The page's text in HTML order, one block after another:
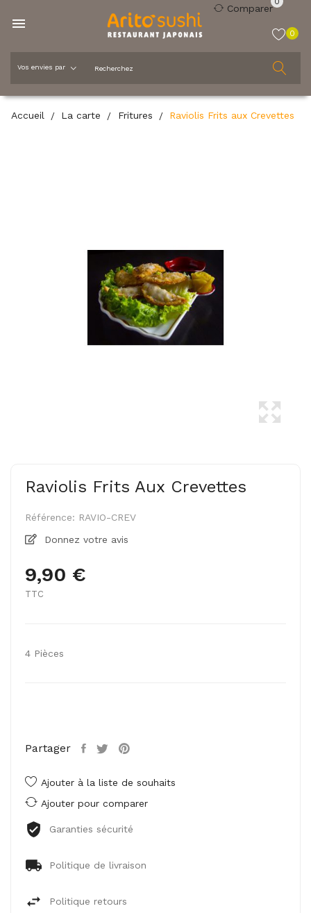

Comparer
0
Accueil La carte Fritures Raviolis Frits aux Crevettes
Raviolis Frits Aux Crevettes
Référence: RAVIO-CREV
Donnez votre avis
9,90 €
TTC
4 Pièces
Partager
Ajouter à la liste de souhaits
Ajouter pour comparer
Garanties sécurité
Politique de livraison
Politique retours